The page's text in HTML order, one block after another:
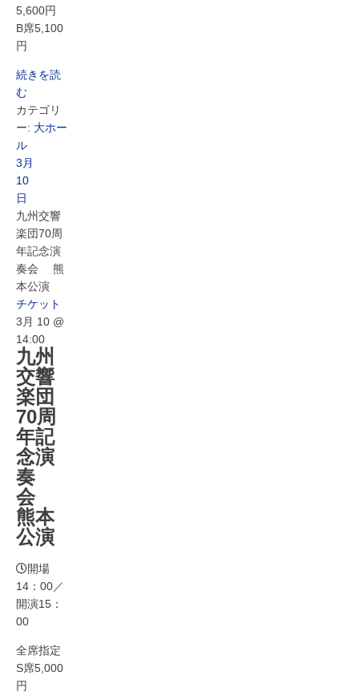
5,600円
B席5,100
円
続きを読
む
カテゴリ
ー: 大ホー
ル
3月
10
日
九州交響
楽団70周
年記念演
奏会 熊
本公演
チケット
3月 10 @
14:00
九州
交響
楽団
70周
年記
念演
奏
会
熊本
公演
開場
14：00／
開演15：
00
全席指定
S席5,000
円